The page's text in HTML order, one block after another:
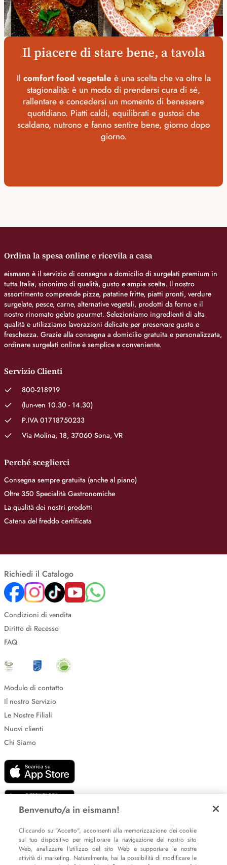
Il piacere di stare bene, a tavola
Il comfort food vegetale è una scelta che va oltre la
stagionalità: è un modo di prendersi cura di sé,
rallentare e concedersi un momento di benessere
quotidiano. Piatti caldi, equilibrati e gustosi che
scaldano, nutrono e fanno sentire bene, giorno dopo
giorno.
Ordina la spesa online e ricevila a casa
eismann è il servizio di consegna a domicilio di surgelati premium in
tutta Italia, sinonimo di qualità, gusto e ampia scelta. Il nostro
assortimento comprende pizze, patatine fritte, piatti pronti, verdure
surgelate, pesce, carne, alternative vegetali, prodotti da forno e il
nostro rinomato gelato gourmet. Selezioniamo ingredienti di alta
qualità e utilizziamo lavorazioni delicate per preservare gusto e
freschezza. Grazie alla consegna a domicilio gratuita e personalizzata,
ordinare surgelati online è semplice e conveniente.
Servizio Clienti
800-218919
(lun-ven 10.30 - 14.30)
P.IVA 01718750233
Via Molina, 18, 37060 Sona, VR
Perché sceglierci
Consegna sempre gratuita (anche al piano)
Oltre 350 Specialità Gastronomiche
La qualità dei nostri prodotti
Catena del freddo certificata
Richiedi il Catalogo
Condizioni di vendita
Diritto di Recesso
FAQ
Modulo di contatto
Il nostro Servizio
Le Nostre Filiali
Nuovi clienti
Chi Siamo
Impostazione dei cookie
Informative sulla privacy
Policy Whistleblowing
Benvenuto/a in eismann!
Cliccando su "Accetto", acconsenti alla memorizzazione dei cookie
sul tuo dispositivo per migliorare la navigazione del nostro sito
Web, analizzare l'utilizzo del sito Web e supportare le nostre
attività di marketing. Naturalmente, hai la possibilità di modificare le